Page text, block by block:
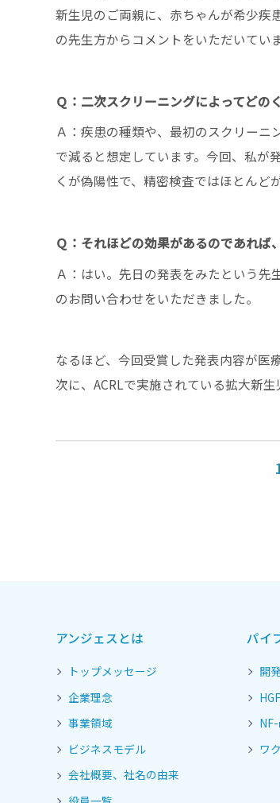
新生児のご両親に、赤ちゃんが希少疾
の先生方からコメントをいただいていま
Ｑ：二次スクリーニングによってどの
Ａ：疾患の種類や、最初のスクリー
で減ると想定しています。今回、私が
くが偽陽性で、精密検査ではほとんど
Ｑ：それほどの効果があるのであれば
Ａ：はい。先日の発表をみたという
のお問い合わせをいただきました。
なるほど、今回受賞した発表内容が医
次に、ACRLで実施されている拡大新
アンジェスとは
トップメッセージ
企業理念
事業領域
ビジネスモデル
会社概要、社名の由来
パイ
開
ワ